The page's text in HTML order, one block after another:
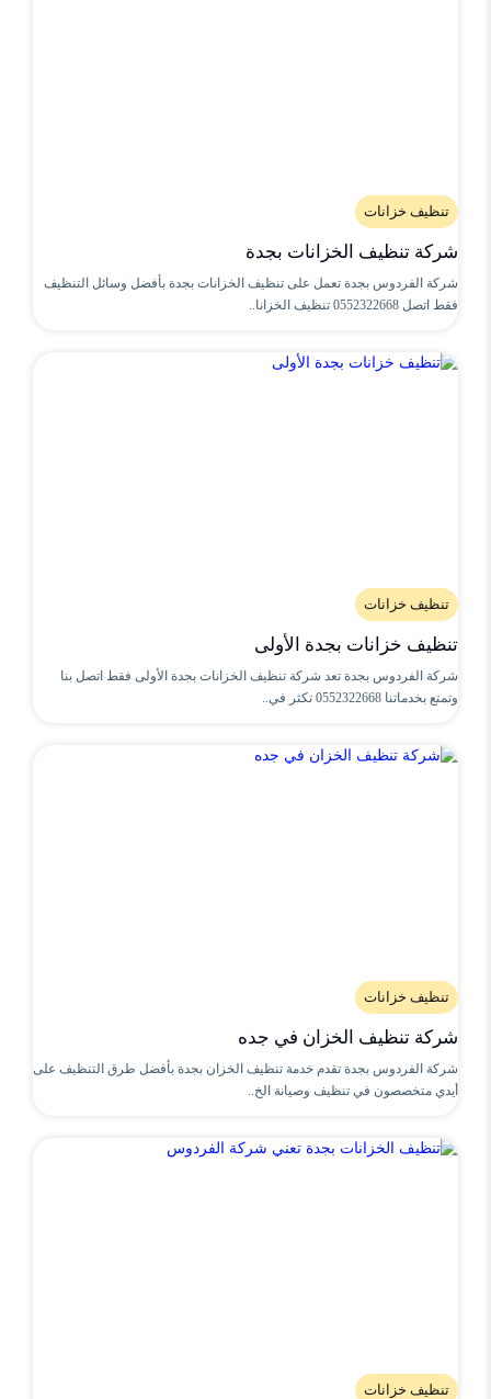
تنظيف خزانات
شركة تنظيف الخزانات بجدة
شركة الفردوس بجدة تعمل على تنظيف الخزانات بجدة بأفضل وسائل التنظيف
فقط اتصل 0552322668 تنظيف الخزانا..
تنظيف خزانات
تنظيف خزانات بجدة الأولى
شركة الفردوس بجدة تعد شركة تنظيف الخزانات بجدة الأولى فقط اتصل بنا
وتمتع بخدماتنا 0552322668 تكثر في..
تنظيف خزانات
شركة تنظيف الخزان في جده
شركة الفردوس بجدة تقدم خدمة تنظيف الخزان بجدة بأفضل طرق التنظيف على
أيدي متخصصون في تنظيف وصيانة الخ..
تنظيف خزانات